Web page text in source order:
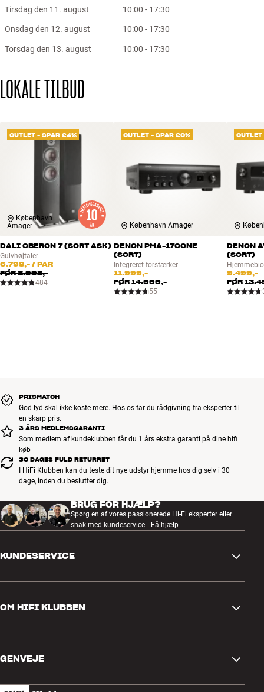
Tirsdag den 11. august 10:00 - 17:30
Onsdag den 12. august 10:00 - 17:30
Torsdag den 13. august 10:00 - 17:30
LOKALE TILBUD
OUTLET - SPAR 24%
København
Amager
DALI OBERON 7 (SORT ASK)
Gulvhøjtaler
6.798,- / PAR
FØR8.998,-
484
OUTLET - SPAR 20%
København Amager
DENON PMA-1700NE
(SORT)
Integreret forstærker
11.999,-
FØR14.999,-
55
DENON
(SORT)
9.499,-
FØR
PRISMATCH
God lyd skal ikke koste mere. Hos os får du rådgivning fra eksperter til
en skarp pris.
3 ÅRS MEDLEMSGARANTI
Som medlem af kundeklubben får du 1 års ekstra garanti på dine hifi
køb
30 DAGES FULD RETURRET
I HiFi Klubben kan du teste dit nye udstyr hjemme hos dig selv i 30
dage, inden du beslutter dig.
BRUG FOR HJÆLP?
Spørg en af vores passionerede Hi-Fi eksperter eller
snak med kundeservice.
Få hjælp
KUNDESERVICE
Retur og reklamation
Fortryd ordre
OM HIFI KLUBBEN
Kundeklub
GENVEJE